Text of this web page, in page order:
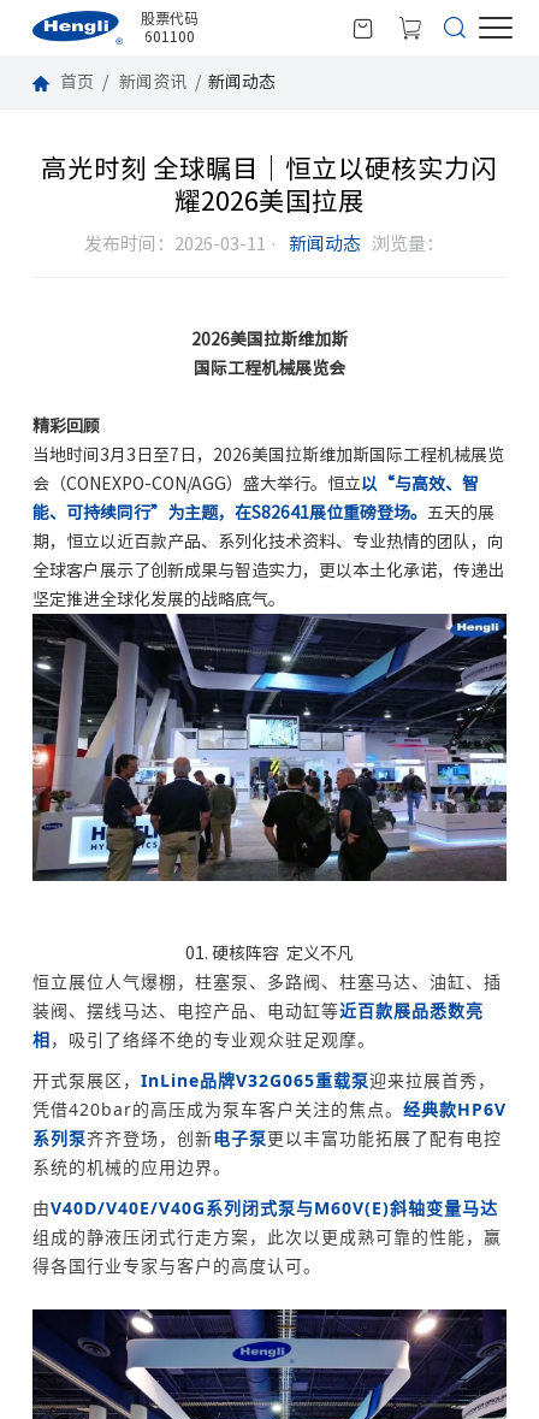
股票代码
601100
首页 新闻资讯 新闻动态
高光时刻 全球瞩目｜恒立以硬核实力闪
耀2026美国拉展
发布时间：2026-03-11 · 新闻动态 浏览量：
2026美国拉斯维加斯
国际工程机械展览会
精彩回顾
当地时间3月3日至7日，2026美国拉斯维加斯国际工程机械展览
会（CONEXPO-CON/AGG）盛大举行。恒立以“与高效、智
能、可持续同行”为主题，在S82641展位重磅登场。 五天的展
期，恒立以近百款产品、系列化技术资料、专业热情的团队，向
全球客户展示了创新成果与智造实力，更以本土化承诺，传递出
坚定推进全球化发展的战略底气。
01. 硬核阵容 定义不凡
恒立展位人气爆棚，柱塞泵、多路阀、柱塞马达、油缸、插
装阀、摆线马达、电控产品、电动缸等近百款展品悉数亮
相，吸引了络绎不绝的专业观众驻足观摩。
开式泵展区， InLine品牌V32G065重载泵迎来拉展首秀，
凭借420bar的高压成为泵车客户关注的焦点。 经典款HP6V
系列泵齐齐登场，创新电子泵更以丰富功能拓展了配有电控
系统的机械的应用边界。
由V40D/V40E/V40G系列闭式泵与M60V(E)斜轴变量马达
组成的静液压闭式行走方案，此次以更成熟可靠的性能，赢
得各国行业专家与客户的高度认可。